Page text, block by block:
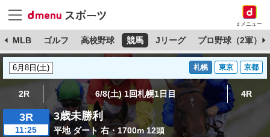
dメニュー
MLB ゴルフ 高校野球 競馬 Jリーグ プロ野球（2軍）
札幌 東京 京都
2R 6/8(土) 1回札幌1日目 4R
3R
11:25
3歳未勝利
平地 ダート 右・1700m 12頭